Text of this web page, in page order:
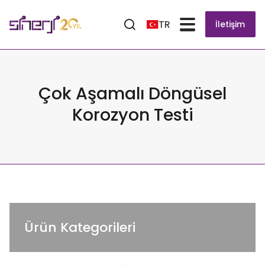
TR İletişim
Çok Aşamalı Döngüsel
Korozyon Testi
Ürün Kategorileri